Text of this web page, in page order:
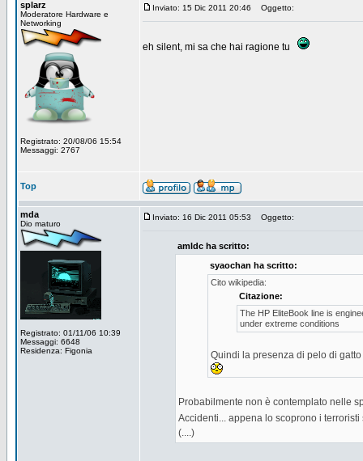
splarz
Moderatore Hardware e
Networking
Registrato: 20/08/06 15:54
Messaggi: 2767
Inviato: 15 Dic 2011 20:46 Oggetto:
eh silent, mi sa che hai ragione tu
Top
mda
Dio maturo
Registrato: 01/11/06 10:39
Messaggi: 6648
Residenza: Figonia
Inviato: 16 Dic 2011 05:53 Oggetto:
amldc ha scritto:
syaochan ha scritto:
Cito wikipedia:
Citazione:
The HP EliteBook line is
under extreme conditions
Quindi la presenza di pelo di
Probabilmente non è contemplato nelle
Accidenti... appena lo scoprono i
(....)